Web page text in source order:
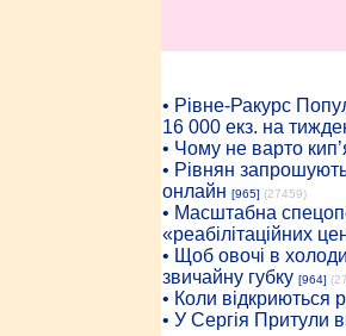
• Рiвне-Ракурс
16 000 екз. на
• Чому не варто
• Рівнян
онлайн [965] (27459)
• Масштабна
«реабілітаційних
• Щоб овочі в
звичайну губку [964]
• Коли відкриються
• У Сергія Притули